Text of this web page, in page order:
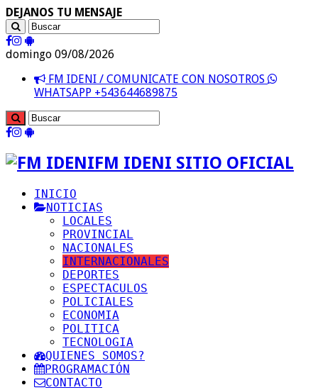
DEJANOS TU MENSAJE
domingo 09/08/2026
FM IDENI / COMUNICATE CON NOSOTROS
WHATSAPP +543644689875
FM IDENI SITIO OFICIAL
INICIO
NOTICIAS
LOCALES
PROVINCIAL
NACIONALES
INTERNACIONALES
DEPORTES
ESPECTACULOS
POLICIALES
ECONOMIA
POLITICA
TECNOLOGIA
QUIENES SOMOS?
PROGRAMACIÓN
CONTACTO